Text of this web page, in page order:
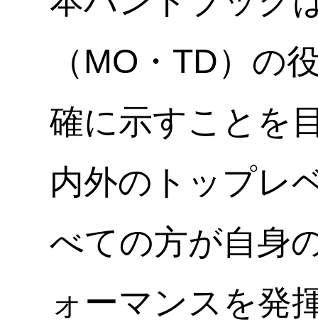
（MO・TD）の
確に示すことを
内外のトップレ
べての方が自身
ォーマンスを発